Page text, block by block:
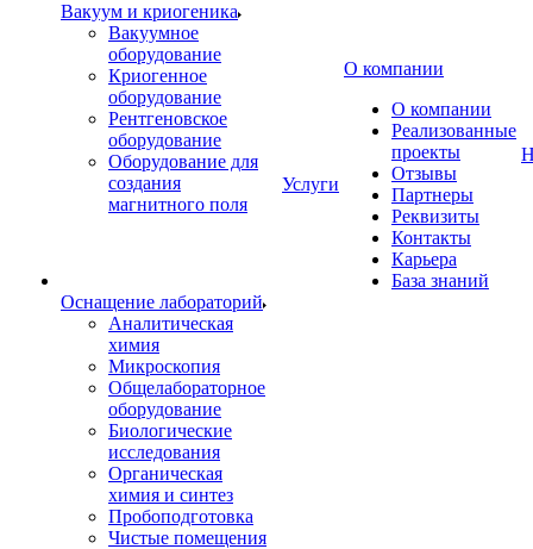
Вакуум и криогеника
Вакуумное
оборудование
Криогенное
оборудование
Рентгеновское
оборудование
Оборудование для
создания
магнитного поля
Оснащение лабораторий
Аналитическая
химия
Микроскопия
Общелабораторное
оборудование
Биологические
исследования
Органическая
химия и синтез
Пробоподготовка
Чистые помещения
Услуги
О компании
О компании
Реализованные
проекты
Отзывы
Партнеры
Реквизиты
Контакты
Карьера
База знаний